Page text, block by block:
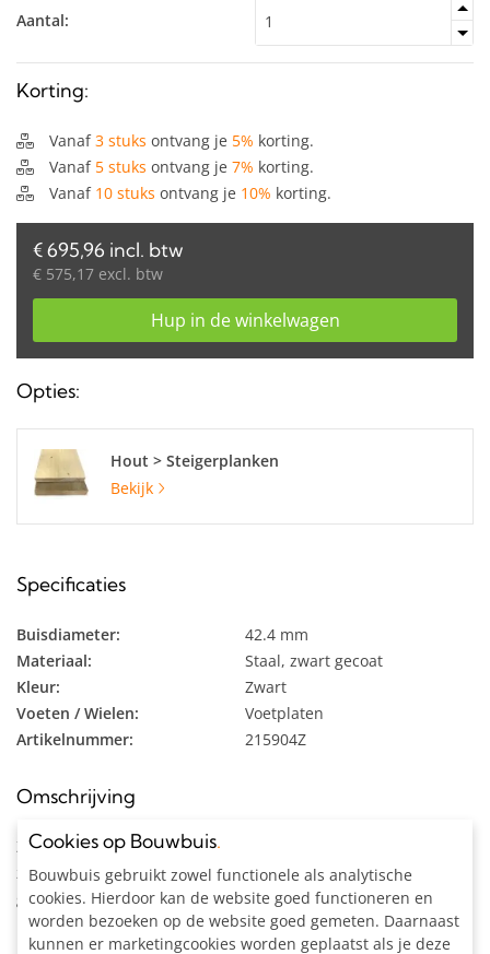
Aantal:
Korting:
Vanaf3 stuks ontvang je 5% korting.
Vanaf 5 stuks ontvang je 7% korting.
Vanaf 10 stuks ontvang je 10% korting.
€ 695,96 incl. btw
€ 575,17 excl. btw
Hup in de winkelwagen
Opties:
Hout > Steigerplanken
Bekijk
Specificaties
Buisdiameter:
42.4 mm
Materiaal:
Staal, zwart gecoat
Kleur:
Zwart
Voeten / Wielen:
Voetplaten
Artikelnummer:
215904Z
Omschrijving
Zwarte steigerbuis kast met 3 etages (excl. planken) uit
zwarte buis Ø 42,4 mm. De koppelingen zijn te fixeren op elk
gewenste plek waardoor de indeling zelf te bepalen is.
Inclusief:
Cookies op Bouwbuis
Bouwbuis gebruikt zowel functionele als analytische
cookies. Hierdoor kan de website goed functioneren en
worden bezoeken op de website goed gemeten. Daarnaast
kunnen er marketingcookies worden geplaatst als je deze